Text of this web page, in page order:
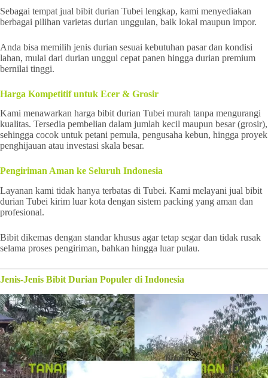
Sebagai tempat jual bibit durian Tubei lengkap, kami menyediakan
berbagai pilihan varietas durian unggulan, baik lokal maupun impor.
Anda bisa memilih jenis durian sesuai kebutuhan pasar dan kondisi
lahan, mulai dari durian unggul cepat panen hingga durian premium
bernilai tinggi.
Harga Kompetitif untuk Ecer & Grosir
Kami menawarkan harga bibit durian Tubei murah tanpa mengurangi
kualitas. Tersedia pembelian dalam jumlah kecil maupun besar (grosir),
sehingga cocok untuk petani pemula, pengusaha kebun, hingga proyek
penghijauan atau investasi skala besar.
Pengiriman Aman ke Seluruh Indonesia
Layanan kami tidak hanya terbatas di Tubei. Kami melayani jual bibit
durian Tubei kirim luar kota dengan sistem packing yang aman dan
profesional.
Bibit dikemas dengan standar khusus agar tetap segar dan tidak rusak
selama proses pengiriman, bahkan hingga luar pulau.
Jenis-Jenis Bibit Durian Populer di Indonesia